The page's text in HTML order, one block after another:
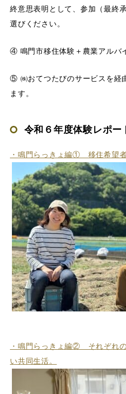
終意思表明として、参加（最終
選びください。
④ 鳴門市移住体験＋農業アルバ
⑤ ㈱おてつたびのサービスを経
ます。
令和６年度体験レポー
・鳴門らっきょ編① 移住希望
・鳴門らっきょ編② それぞれ
い共同生活。